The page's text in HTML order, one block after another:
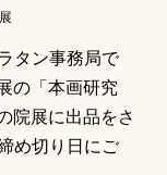
タン事務局で
の「本画研究
院展に出品をさ
め切り日にご